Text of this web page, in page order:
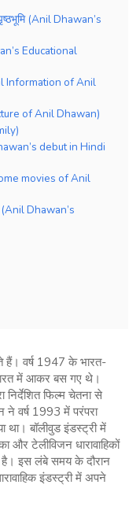
(Anil Dhawan’s
Educational
Information of Anil
of Anil Dhawan)
debut in Hindi
movies of Anil
(Anil Dhawan’s
वर्ष 1947 के भारत-
में आकर बस गए थे।
निर्देशित फिल्म चेतना से
ने वर्ष 1993 में परंपरा
था। बॉलीवुड इंडस्ट्री में
टेलीविजन धारावाहिकों
है। इस लंबे समय के दौरान
इंडस्ट्री में अपने